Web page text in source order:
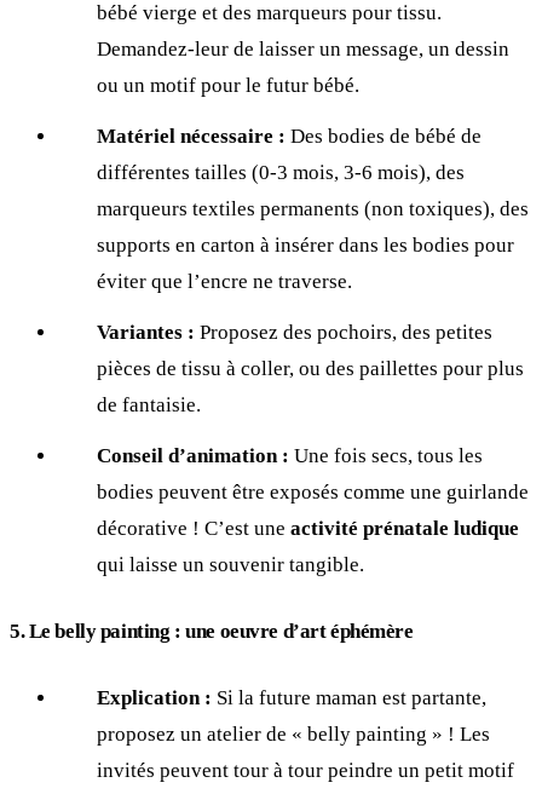
bébé vierge et des marqueurs pour tissu.
Demandez-leur de laisser un message, un dessin
ou un motif pour le futur bébé.
Matériel nécessaire : Des bodies de bébé de
différentes tailles (0-3 mois, 3-6 mois), des
marqueurs textiles permanents (non toxiques), des
supports en carton à insérer dans les bodies pour
éviter que l’encre ne traverse.
Variantes : Proposez des pochoirs, des petites
pièces de tissu à coller, ou des paillettes pour plus
de fantaisie.
Conseil d’animation : Une fois secs, tous les
bodies peuvent être exposés comme une guirlande
décorative ! C’est une activité prénatale ludique
qui laisse un souvenir tangible.
5. Le belly painting : une oeuvre d’art éphémère
Explication : Si la future maman est partante,
proposez un atelier de « belly painting » ! Les
invités peuvent tour à tour peindre un petit motif